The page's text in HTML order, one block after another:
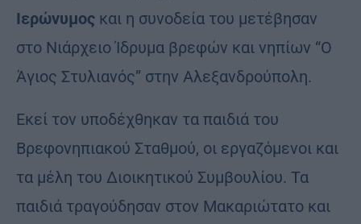
Ιερώνυμος και η συνοδεία του μετέβησαν
στο Νιάρχειο Ίδρυμα βρεφών και νηπίων “Ο
Άγιος Στυλιανός” στην Αλεξανδρούπολη.
Εκεί τον υποδέχθηκαν τα παιδιά του
Βρεφονηπιακού Σταθμού, οι εργαζόμενοι και
τα μέλη του Διοικητικού Συμβουλίου. Τα
παιδιά τραγούδησαν στον Μακαριώτατο και